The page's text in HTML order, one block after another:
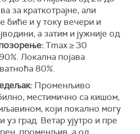
за краткотрајне, али
биће и у току вечери и
а затим и јужније од
Tmax ≥ 30
90%. Локална појава
80%.
Променљиво
местимично са кишом,
који локално могу
уз град. Ветар ујутро и пре